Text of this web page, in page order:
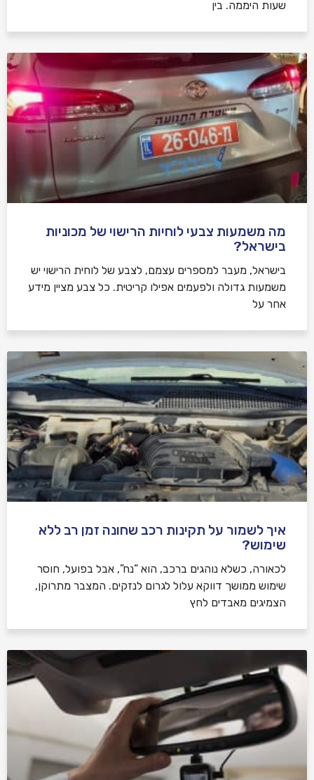
שעות היממה. בין
מה משמעות צבעי לוחיות הרישוי של מכוניות
בישראל?
בישראל, מעבר למספרים עצמם, לצבע של לוחית הרישוי יש
משמעות גדולה ולפעמים אפילו קריטית. כל צבע מציין מידע
אחר על
איך לשמור על תקינות רכב שחונה זמן רב ללא
שימוש?
לכאורה, כשלא נוהגים ברכב, הוא “נח”, אבל בפועל, חוסר
שימוש ממושך דווקא עלול לגרום לנזקים. המצבר מתרוקן,
הצמיגים מאבדים לחץ